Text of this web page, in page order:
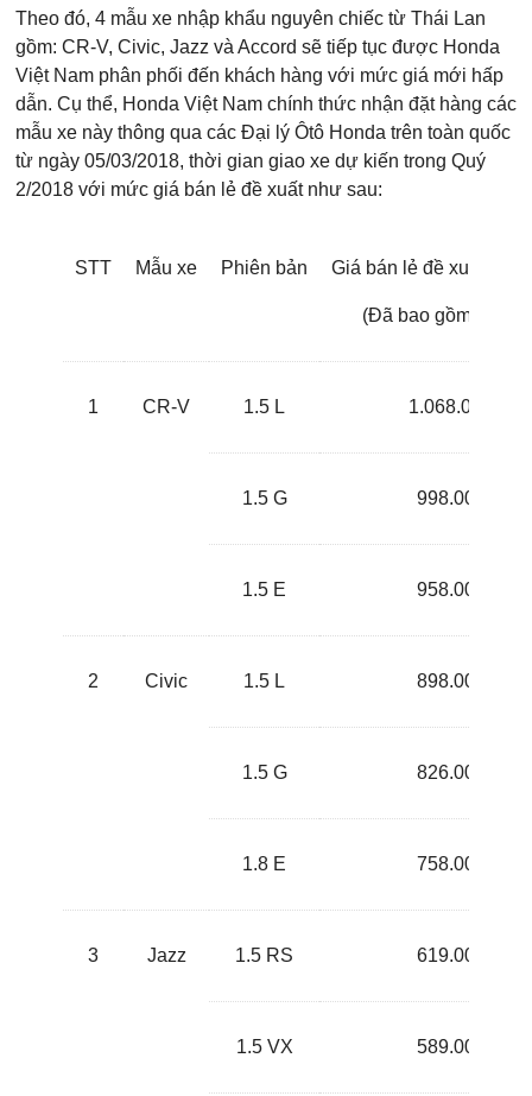
Theo đó, 4 mẫu xe nhập khẩu nguyên chiếc từ Thái Lan
gồm: CR-V, Civic, Jazz và Accord sẽ tiếp tục được Honda
Việt Nam phân phối đến khách hàng với mức giá mới hấp
dẫn. Cụ thể, Honda Việt Nam chính thức nhận đặt hàng các
mẫu xe này thông qua các Đại lý Ôtô Honda trên toàn quốc
từ ngày 05/03/2018, thời gian giao xe dự kiến trong Quý
2/2018 với mức giá bán lẻ đề xuất như sau:
STT Mẫu xe Phiên bản Giá bán lẻ đề xuất từ
(Đã bao gồm thuế
1 CR-V 1.5 L 1.068.000.000
1.5 G 998.000.000
1.5 E 958.000.000
2 Civic 1.5 L 898.000.000
1.5 G 826.000.000
1.8 E 758.000.000
3 Jazz 1.5 RS 619.000.000
1.5 VX 589.000.000